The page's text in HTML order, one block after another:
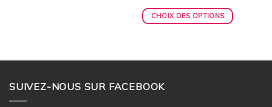
CHOIX DES OPTIONS
SUIVEZ-NOUS SUR FACEBOOK